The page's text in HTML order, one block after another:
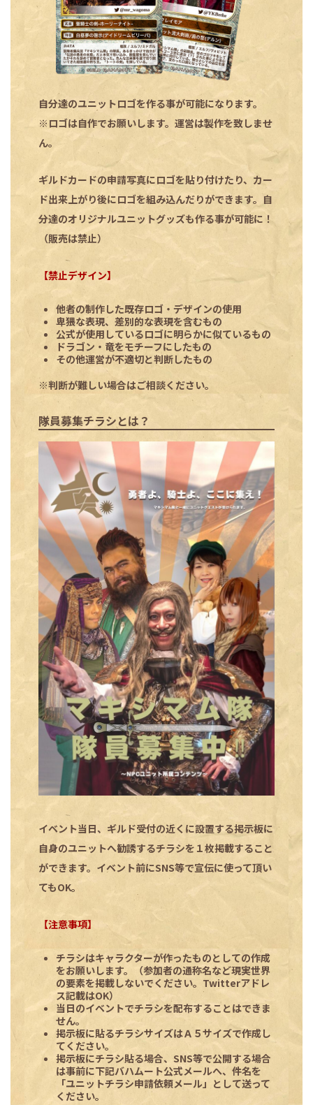
自分達のユニットロゴを作る事が可能になります。
※ロゴは自作でお願いします。運営は製作を致しませ
ん。
ギルドカードの申請写真にロゴを貼り付けたり、カー
ド出来上がり後にロゴを組み込んだりができます。自
分達のオリジナルユニットグッズも作る事が可能に！
（販売は禁止）
【禁止デザイン】
他者の制作した既存ロゴ・デザインの使用
卑猥な表現、差別的な表現を含むもの
公式が使用しているロゴに明らかに似ているもの
ドラゴン・竜をモチーフにしたもの
その他運営が不適切と判断したもの
※判断が難しい場合はご相談ください。
隊員募集チラシとは？
イベント当日、ギルド受付の近くに設置する掲示板に
自身のユニットへ勧誘するチラシを１枚掲載すること
ができます。イベント前にSNS等で宣伝に使って頂い
てもOK。
【注意事項】
チラシはキャラクターが作ったものとしての作成
をお願いします。（参加者の通称名など現実世界
の要素を掲載しないでください。Twitterアドレ
ス記載はOK）
当日のイベントでチラシを配布することはできま
せん。
掲示板に貼るチラシサイズはＡ５サイズで作成し
てください。
掲示板にチラシ貼る場合、SNS等で公開する場合
は事前に下記バハムート公式メールへ、件名を
「ユニットチラシ申請依頼メール」として送って
ください。